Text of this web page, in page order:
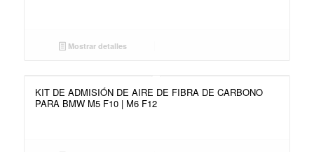
Mostrar detalles
KIT DE ADMISIÓN DE AIRE DE FIBRA DE CARBONO
PARA BMW M5 F10 | M6 F12